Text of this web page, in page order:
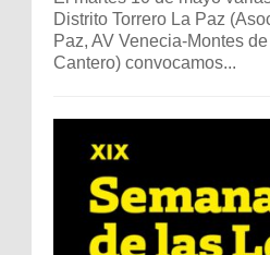
Distrito Torrero La Paz
Paz, AV Venecia-Montes de
Cantero) convocamos...